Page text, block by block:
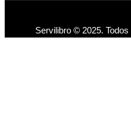
Servilibro © 2025.